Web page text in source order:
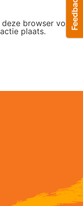
deze browser voor
plaats.